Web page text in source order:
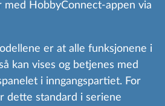
med HobbyConnect-appen via
er at alle funksjonene i
kan vises og betjenes med
i inngangspartiet. For
dette standard i seriene